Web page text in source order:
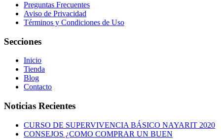
Preguntas Frecuentes
Aviso de Privacidad
Términos y Condiciones de Uso
Secciones
Inicio
Tienda
Blog
Contacto
Noticias Recientes
CURSO DE SUPERVIVENCIA BÁSICO NAYARIT 2020
CONSEJOS ¿COMO COMPRAR UN BUEN